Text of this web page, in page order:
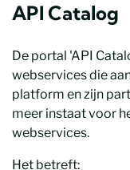
API Catalog
De portal 'API
webservices die
platform en zijn
meer instaat voor
webservices.
Het betreft: